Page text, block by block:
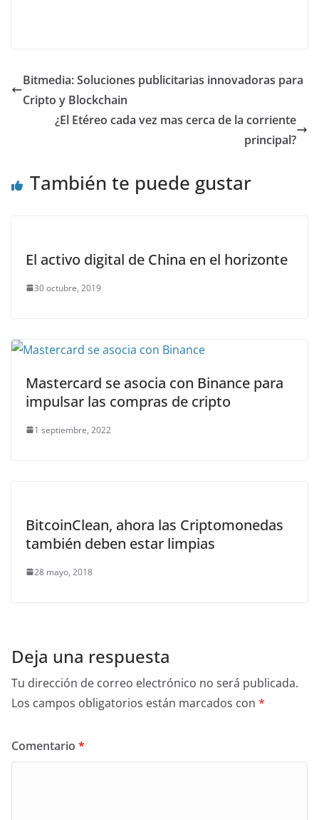
Bitmedia: Soluciones publicitarias innovadoras para
Cripto y Blockchain
¿El Etéreo cada vez mas cerca de la corriente
principal?
También te puede gustar
El activo digital de China en el horizonte
30 octubre, 2019
Mastercard se asocia con Binance para
impulsar las compras de cripto
1 septiembre, 2022
BitcoinClean, ahora las Criptomonedas
también deben estar limpias
28 mayo, 2018
Deja una respuesta
Tu dirección de correo electrónico no será publicada.
Los campos obligatorios están marcados con *
Comentario *